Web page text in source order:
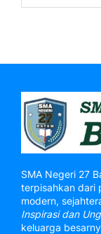
SMA Negeri 27
terpisahkan dari
modern,
Inspirasi dan
keluarga